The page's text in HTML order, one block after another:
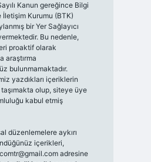
Kanun gereğince Bilgi
Kurumu (BTK)
bir Yer Sağlayıcı
Bu nedenle,
proaktif olarak
araştırma
bulunmamaktadır.
yazdıkları içeriklerin
olup, siteye üye
kabul etmiş
düzenlemelere aykırı
içerikleri,
adresine